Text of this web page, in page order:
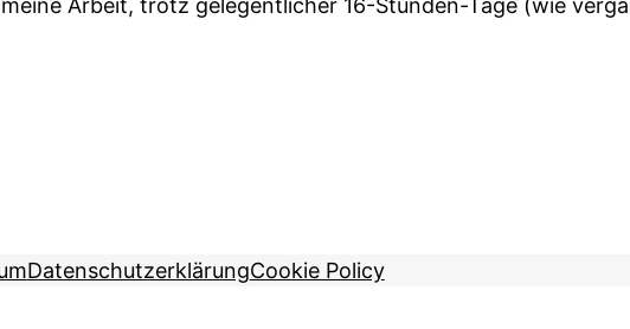
Arbeit, trotz gelegentlicher 16-Stunden-Tage (wie
DatenschutzerklärungCookie Policy